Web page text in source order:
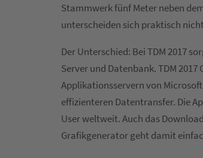
Stammwerk fünf Meter neben
unterscheiden sich praktisch
Der Unterschied: Bei TDM 2017
Server und Datenbank. TDM
Applikationsservern von
effizienteren Datentransfer. Die
User weltweit. Auch das
Grafikgenerator geht damit